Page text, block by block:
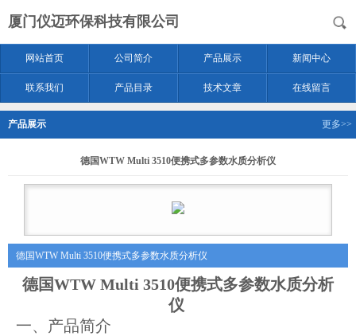
厦门仪迈环保科技有限公司
网站首页 公司简介 产品展示 新闻中心
联系我们 产品目录 技术文章 在线留言
产品展示 更多>>
德国WTW Multi 3510便携式多参数水质分析仪
德国WTW Multi 3510便携式多参数水质分析仪
德国WTW Multi 3510便携式多参数水质分析
仪
一、产品简介